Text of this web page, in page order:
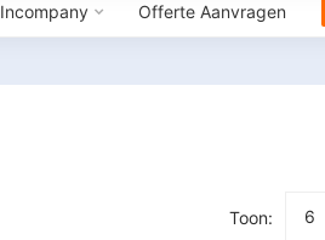
Incompany Offerte Aanvragen
Toon: